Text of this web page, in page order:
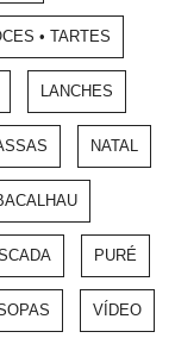
• TARTES
LANCHES
NATAL
PURÉ
VÍDEO